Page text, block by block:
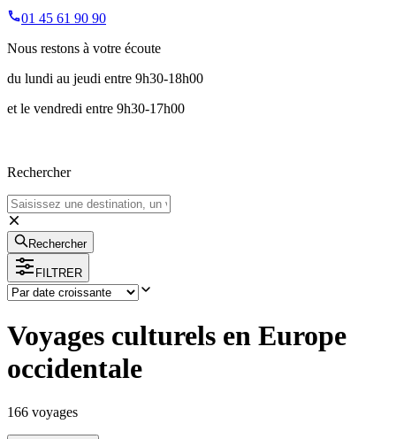
01 45 61 90 90
Nous restons à votre écoute
du lundi au jeudi entre 9h30-18h00
et le vendredi entre 9h30-17h00
Rechercher
Rechercher
FILTRER
Voyages culturels en Europe
occidentale
166 voyages